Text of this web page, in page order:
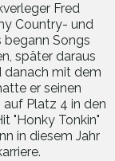
Fred
Country- und
begann Songs
später daraus
danach mit dem
er seinen
auf Platz 4 in den
"Honky Tonkin"
in diesem Jahr